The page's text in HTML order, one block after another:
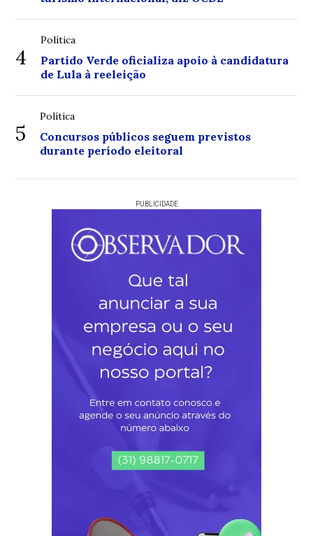
4
Política
Partido Verde oficializa apoio à candidatura
de Lula à reeleição
5
Política
Concursos públicos seguem previstos
durante período eleitoral
PUBLICIDADE